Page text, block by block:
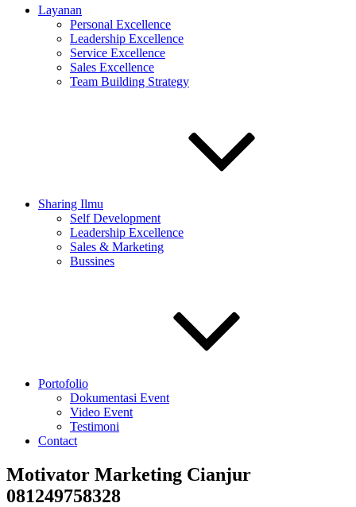
Layanan
Personal Excellence
Leadership Excellence
Service Excellence
Sales Excellence
Team Building Strategy
Sharing Ilmu
Self Development
Leadership Excellence
Sales & Marketing
Bussines
Portofolio
Dokumentasi Event
Video Event
Testimoni
Contact
Motivator Marketing Cianjur
081249758328